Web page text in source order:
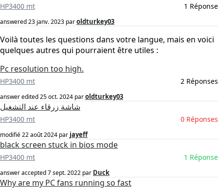
HP3400 mt 1 Réponse
answered23 janv. 2023 paroldturkey03
Voilà toutes les questions dans votre langue, mais en voici
quelques autres qui pourraient être utiles :
Pc resolution too high.
HP3400 mt 2 Réponses
answer edited25 oct. 2024 paroldturkey03
شاشة زرقاء عند التشغيل
HP3400 mt 0 Réponses
modifié22 août 2024 par jayeff
black screen stuck in bios mode
HP3400 mt 1 Réponse
answer accepted7 sept. 2022 par Duck
Why are my PC fans running so fast